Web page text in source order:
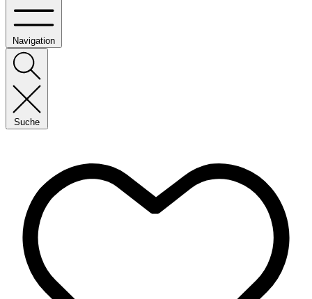
Navigation
Suche